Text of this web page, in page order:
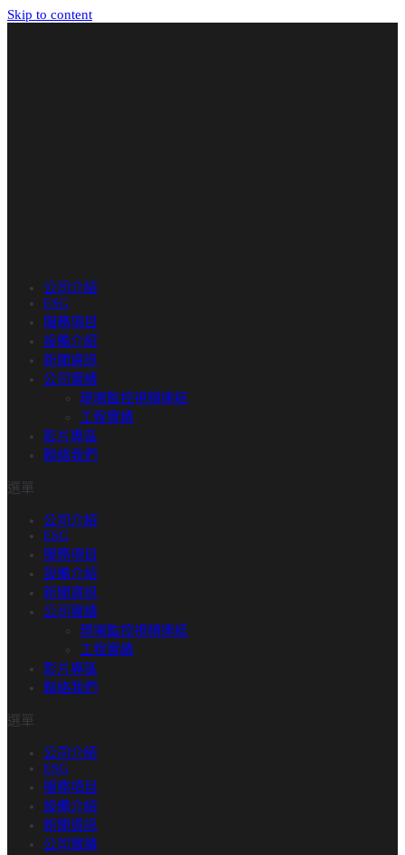
Skip to content
公司介紹
ESG
服務項目
設備介紹
新聞資訊
公司實績
現場監控視頻連結
工程實績​
影片專區
聯絡我們
選單
公司介紹
ESG
服務項目
設備介紹
新聞資訊
公司實績
現場監控視頻連結
工程實績​
影片專區
聯絡我們
選單
公司介紹
ESG
服務項目
設備介紹
新聞資訊
公司實績